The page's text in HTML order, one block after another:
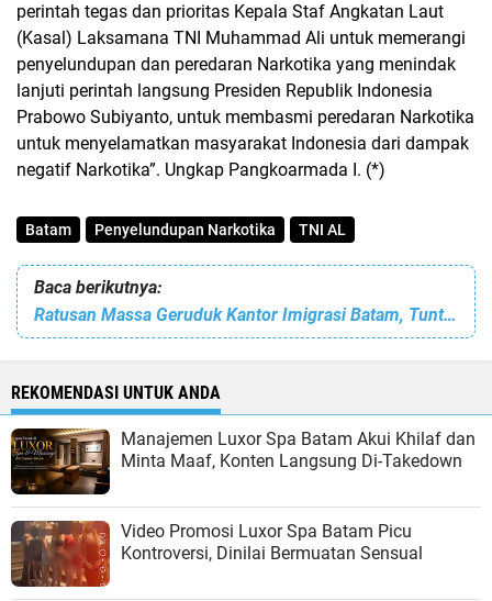
perintah tegas dan prioritas Kepala Staf Angkatan Laut
(Kasal) Laksamana TNI Muhammad Ali untuk memerangi
penyelundupan dan peredaran Narkotika yang menindak
lanjuti perintah langsung Presiden Republik Indonesia
Prabowo Subiyanto, untuk membasmi peredaran Narkotika
untuk menyelamatkan masyarakat Indonesia dari dampak
negatif Narkotika”. Ungkap Pangkoarmada I. (*)
Batam Penyelundupan Narkotika TNI AL
Baca berikutnya:
Ratusan Massa Geruduk Kantor Imigrasi Batam, Tuntut Pencopotan Kepala Kantor
REKOMENDASI UNTUK ANDA
Manajemen Luxor Spa Batam Akui Khilaf dan
Minta Maaf, Konten Langsung Di-Takedown
Video Promosi Luxor Spa Batam Picu
Kontroversi, Dinilai Bermuatan Sensual